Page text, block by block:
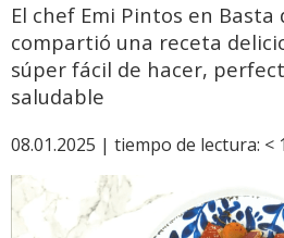
El chef Emi Pintos en Basta
compartió una receta
súper fácil de hacer,
saludable
08.01.2025 | tiempo de lectura: < 1